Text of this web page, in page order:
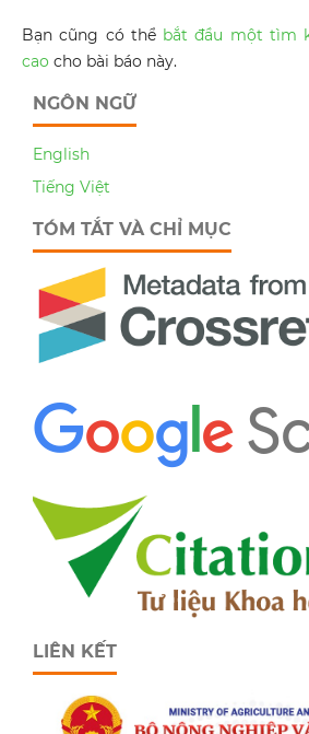
Bạn cũng có thể bắt đầu một tìm
cao cho bài báo này.
NGÔN NGỮ
English
Tiếng Việt
TÓM TẮT VÀ CHỈ MỤC
LIÊN KẾT